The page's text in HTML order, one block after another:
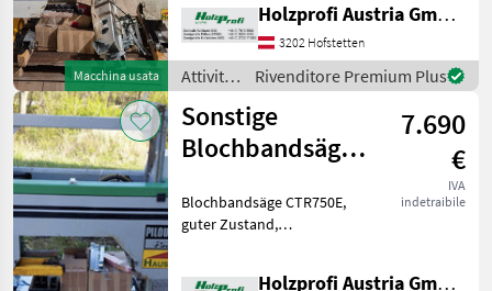
Macchina usata
5, 5 kW, 700
kgPreisänderungen
vorbehalten, Irrtümer,
Druck- und Satzfehler vor
Holzprofi Austria GmbH, Zweigstelle NÖ
3202 Hofstetten
Attività
forestali
e
lavorazione
del
Sonstige
Rivenditore Premium Plus
Sonstige
Blochbandsäge
gebraucht
7.690
€
IVA
indetraibile
Blochbandsäge CTR750E,
guter Zustand,
Holzprofi Austria GmbH, Zweigstelle NÖ